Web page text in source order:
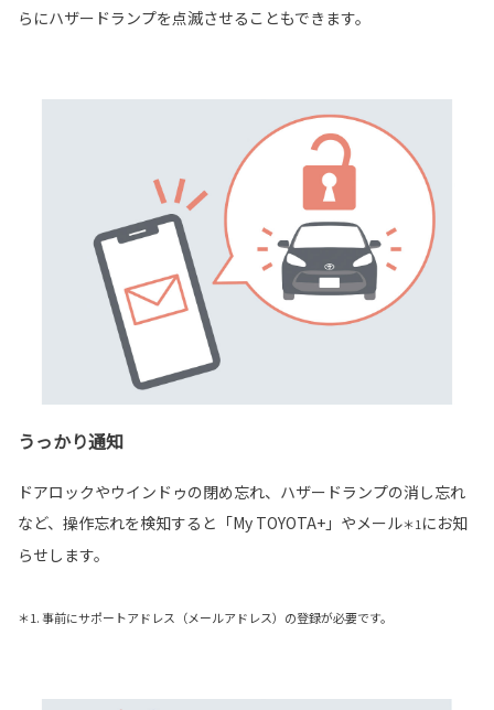
らにハザードランプを点滅させることもできます。
うっかり通知
ドアロックやウインドゥの閉め忘れ、ハザードランプの消し忘れ
など、操作忘れを検知すると「My TOYOTA+」やメール＊1にお知
らせします。
＊1. 事前にサポートアドレス（メールアドレス）の登録が必要です。